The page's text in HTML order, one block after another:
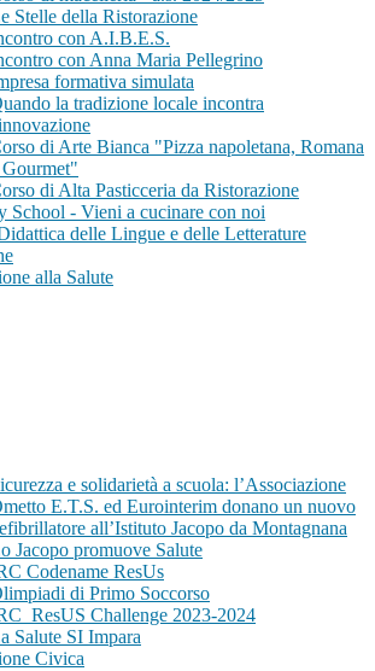
Stelle della Ristorazione
con A.I.B.E.S.
con Anna Maria Pellegrino
formativa simulata
la tradizione locale incontra
di Arte Bianca "Pizza napoletana, Romana
Gourmet"
di Alta Pasticceria da Ristorazione
School - Vieni a cucinare con noi
delle Lingue e delle Letterature
alla Salute
e solidarietà a scuola: l’Associazione
E.T.S. ed Eurointerim donano un nuovo
all’Istituto Jacopo da Montagnana
Jacopo promuove Salute
Codename ResUs
di Primo Soccorso
Challenge 2023-2024
Salute SI Impara
Civica